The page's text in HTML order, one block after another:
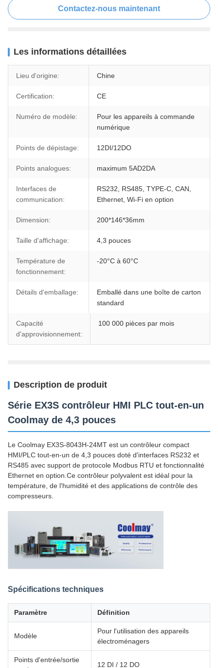
Contactez-nous maintenant
Les informations détaillées
Lieu d'origine: Chine
Certification: CE
Numéro de modèle:
Pour les appareils à commande
numérique
Points de dépistage: 12DI/12DO
Points analogues: maximum 5AD2DA
Interfaces de
communication:
RS232, RS485, TYPE-C, CAN,
Ethernet, Wi-Fi en option
Dimension: 200*146*36mm
Taille d'affichage: 4,3 pouces
Température de
fonctionnement:
-20°C à 60°C
Détails d'emballage:
Emballé dans une boîte de carton
standard
Capacité
d'approvisionnement:
100 000 pièces par mois
Description de produit
Série EX3S contrôleur HMI PLC tout-en-un
Coolmay de 4,3 pouces
Le Coolmay EX3S-8043H-24MT est un contrôleur compact
HMI/PLC tout-en-un de 4,3 pouces doté d'interfaces RS232 et
RS485 avec support de protocole Modbus RTU et fonctionnalité
Ethernet en option.Ce contrôleur polyvalent est idéal pour la
température, de l'humidité et des applications de contrôle des
compresseurs.
Spécifications techniques
Paramètre Définition
Modèle
Pour l'utilisation des appareils
électroménagers
Points d'entrée/sortie
12 DI / 12 DO